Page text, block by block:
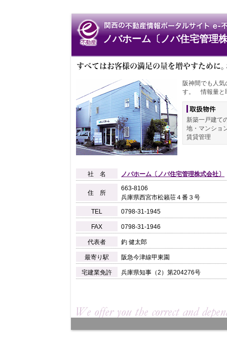
ノバホーム〔ノバ住宅管理
阪神間でも人
す。 情報量と
新築一戸建て
地・マンショ
賃貸管理
社 名 ノバホーム〔ノバ住宅管理株式会社〕
住 所
663-8106
兵庫県西宮市松籟荘４番３号
TEL
0798-31-1945
FAX 0798-31-1946
代表者 釣 健太郎
最寄り駅 阪急今津線甲東園
宅建業免許 兵庫県知事（2）第204276号